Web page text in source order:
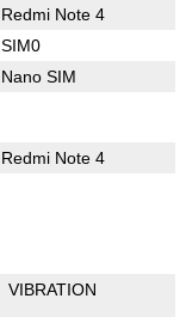
Redmi Note 4
SIM0
Nano SIM
Redmi Note 4
VIBRATION